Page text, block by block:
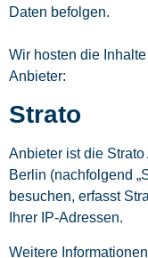
Daten befolgen.
Wir hosten die
Anbieter:
Strato
Anbieter ist die
Berlin (nachfolgend
besuchen, erfasst
Ihrer IP-Adressen.
Weitere